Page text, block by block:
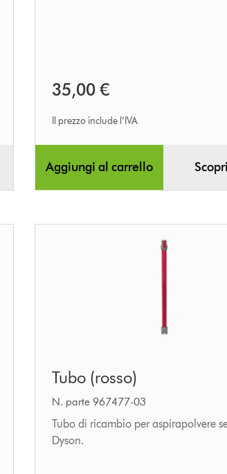
35,00 €
Il prezzo include l’IVA
Aggiungi al carrello
(rosso)
Tubo (rosso)
N. parte 967477-03
Tubo di ricambio per aspirapolvere
Dyson.